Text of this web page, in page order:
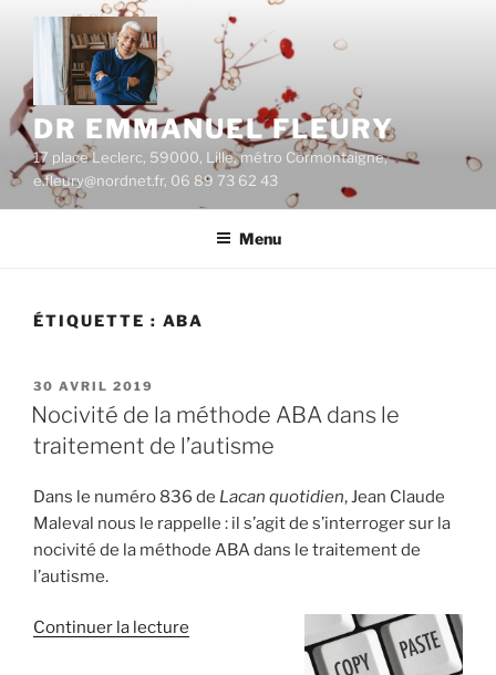
Aller
contenu
principal
DR EMMANUEL FLEURY
17 place Leclerc, 59000, Lille, métro Cormontaigne,
e.fleury@nordnet.fr, 06 89 73 62 43
Menu
ÉTIQUETTE : ABA
PUBLIÉ
LE
30 AVRIL 2019
Nocivité de la méthode ABA dans le
traitement de l’autisme
Dans le numéro 836 de Lacan quotidien, Jean Claude
Maleval nous le rappelle : il s’agit de s’interroger sur la
nocivité de la méthode ABA dans le traitement de
l’autisme.
Continuer la lecture